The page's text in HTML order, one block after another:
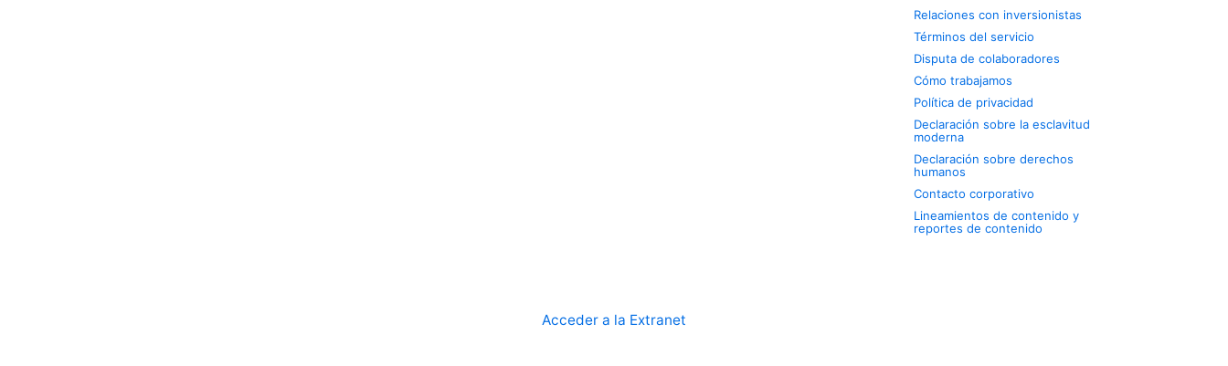
Relaciones con inversionistas
Términos del servicio
Disputa de colaboradores
Cómo trabajamos
Política de privacidad
Declaración sobre la esclavitud
moderna
Declaración sobre derechos
humanos
Contacto corporativo
Lineamientos de contenido y
reportes de contenido
Acceder a la Extranet